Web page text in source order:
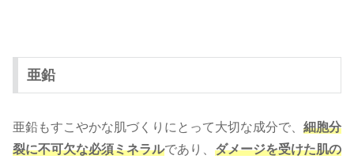
亜鉛
亜鉛もすこやかな肌づくりにとって大切な成分で、 細胞分
裂に不可欠な必須ミネラルであり、 ダメージを受けた肌の